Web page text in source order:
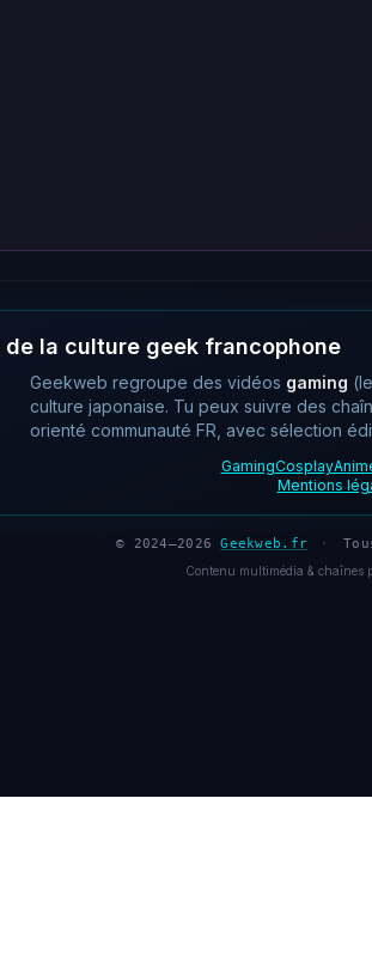
la culture geek francophone
Geekweb regroupe des vidéos gaming
culture japonaise. Tu peux suivre des
orienté communauté FR, avec sélection
GamingCosplay
Mentions
© 2024–2026Geekweb.fr ·
Contenu multimédia & chaînes